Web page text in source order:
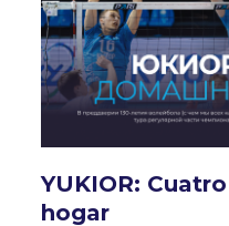
YUKIOR:
hogar